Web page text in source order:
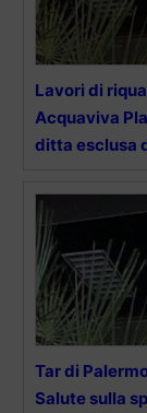
Lavori di
Acquaviva
ditta esclusa
Tar di
Salute sulla